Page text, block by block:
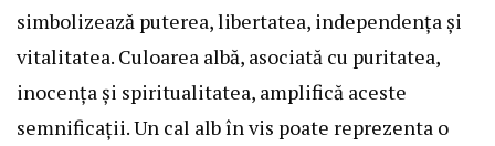
simbolizează puterea, libertatea, independența și
vitalitatea. Culoarea albă, asociată cu puritatea,
inocența și spiritualitatea, amplifică aceste
semnificații. Un cal alb în vis poate reprezenta o